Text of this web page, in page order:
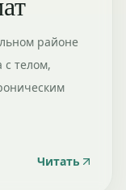
районе
с телом,
Читать